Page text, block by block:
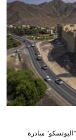
مبادرة